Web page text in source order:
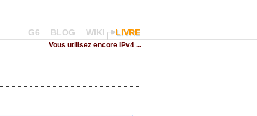
G6 BLOG WIKI LIVRE
Vous utilisez encore IPv4 ...